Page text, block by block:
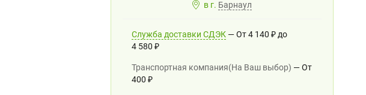
в г. Барнаул
Служба доставки СДЭК От 4 140₽ до
4 580₽
Транспортная компания(На Ваш выбор)
От
400₽